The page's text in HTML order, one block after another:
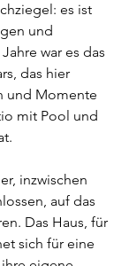
es ist
und
war es das
das hier
und Momente
mit Pool und
inzwischen
auf das
Das Haus, für
sich für eine